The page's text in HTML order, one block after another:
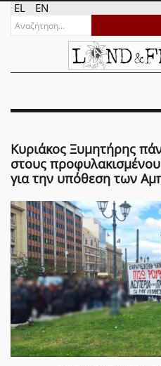
EL EN
Κυριάκος Ξυμητήρης
στους
για την υπόθεση των